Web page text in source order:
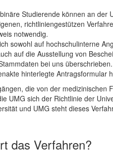
Studierende können an
richtliniengestützen
notwendig.
sowohl auf hochschulinterne
auf die Ausstellung von
bei uns
hinterlegte Antragsformular
die von der
UMG sich der Richtlinie der
und UMG steht dieses
das Verfahren?